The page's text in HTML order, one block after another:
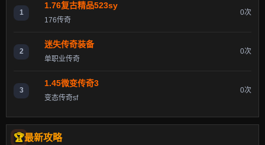
1
1.76复古精品523sy
176传奇
0次
2
迷失传奇装备
单职业传奇
0次
3
1.45微变传奇3
变态传奇sf
0次
最新攻略